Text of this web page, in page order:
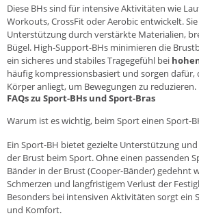
Diese BHs sind für intensive Aktivitäten wie
Workouts, CrossFit oder Aerobic entwickelt.
Unterstützungdurch verstärkte Materialien,
Bügel. High-Support-BHs minimieren die
ein sicheres und stabiles Tragegefühl bei
häufig kompressionsbasiert und sorgen dafür,
Körper anliegt, um Bewegungen zu reduzieren.
FAQs zu Sport-BHs und Sport-Bras
Warum ist es wichtig, beim Sport einen Sport-
Ein Sport-BH bietet gezielte Unterstützung
der Brust beim Sport. Ohne einen passenden
Bänder in der Brust (Cooper-Bänder) gedehnt
Schmerzen und langfristigem Verlust der
Besonders bei intensiven Aktivitäten sorgt ein
und Komfort.